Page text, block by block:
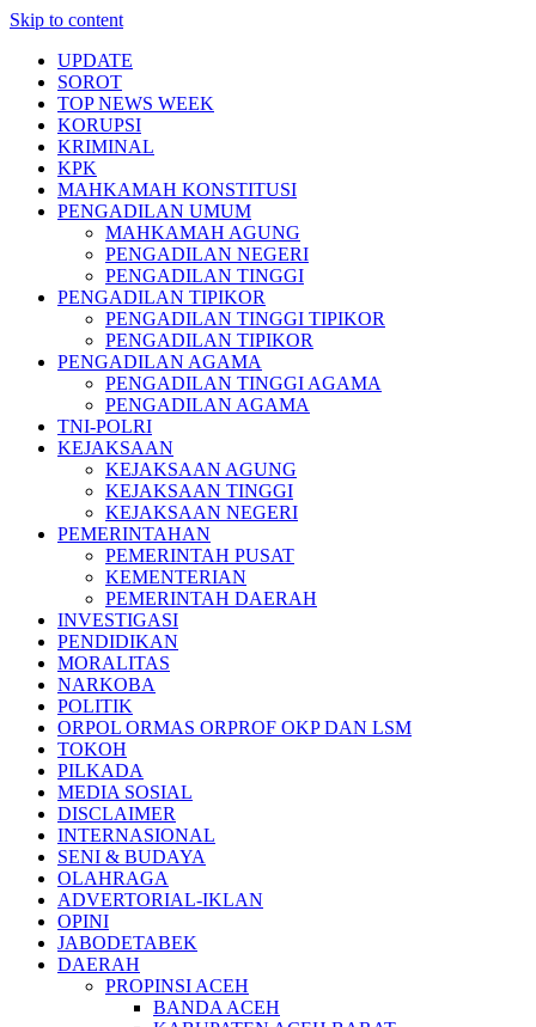
Skip to content
UPDATE
SOROT
TOP NEWS WEEK
KORUPSI
KRIMINAL
KPK
MAHKAMAH KONSTITUSI
PENGADILAN UMUM
MAHKAMAH AGUNG
PENGADILAN NEGERI
PENGADILAN TINGGI
PENGADILAN TIPIKOR
PENGADILAN TINGGI TIPIKOR
PENGADILAN TIPIKOR
PENGADILAN AGAMA
PENGADILAN TINGGI AGAMA
PENGADILAN AGAMA
TNI-POLRI
KEJAKSAAN
KEJAKSAAN AGUNG
KEJAKSAAN TINGGI
KEJAKSAAN NEGERI
PEMERINTAHAN
PEMERINTAH PUSAT
KEMENTERIAN
PEMERINTAH DAERAH
INVESTIGASI
PENDIDIKAN
MORALITAS
NARKOBA
POLITIK
ORPOL ORMAS ORPROF OKP DAN LSM
TOKOH
PILKADA
MEDIA SOSIAL
DISCLAIMER
INTERNASIONAL
SENI & BUDAYA
OLAHRAGA
ADVERTORIAL-IKLAN
OPINI
JABODETABEK
DAERAH
PROPINSI ACEH
BANDA ACEH